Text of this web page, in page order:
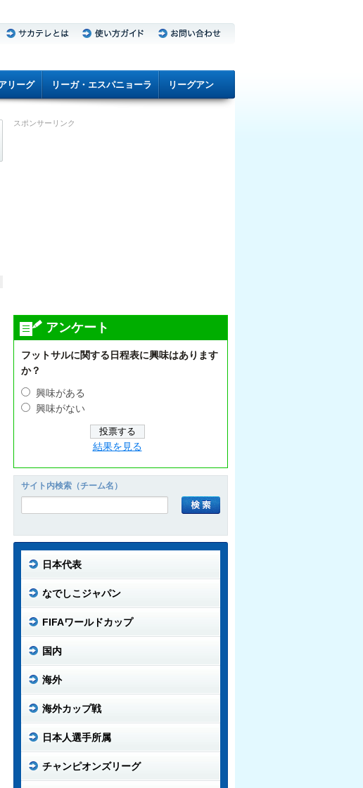
リーグ リーガ・エスパニョーラ リーグアン
スポンサーリンク
アンケート
フットサルに関する日程表に興味はあります
か？
興味がある
興味がない
結果を見る
サイト内検索（チーム名）
日本代表
なでしこジャパン
FIFAワールドカップ
国内
海外
海外カップ戦
日本人選手所属
チャンピオンズリーグ